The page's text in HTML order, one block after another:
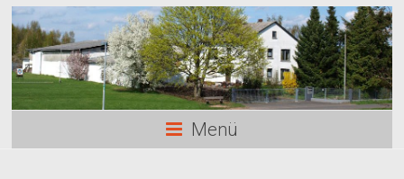
Menü
02:00
04:00